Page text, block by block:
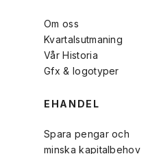
Om oss
Kvartalsutmaning
Vår Historia
Gfx & logotyper
EHANDEL
Spara pengar och
minska kapitalbehov